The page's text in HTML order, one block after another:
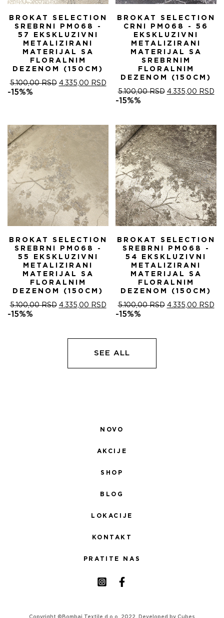
BROKAT SELECTION
SREBRNI PM068 -
57 EKSKLUZIVNI
METALIZIRANI
MATERIJAL SA
FLORALNIM
DEZENOM (150CM)
5.100,00RSD ОРИГИНАЛНА
4.335,00 RSDТРЕНУТНА
ЦЕНА
-15%%
BROKAT SELECTION
CRNI PM068 - 56
EKSKLUZIVNI
METALIZIRANI
MATERIJAL SA
SREBRNIM
FLORALNIM
DEZENOM (150CM)
5.100,00RSD ОРИГИНАЛНА
5.100,00 RSD.
4.335,00 RSD
-15%%
BROKAT SELECTION
SREBRNI PM068 -
55 EKSKLUZIVNI
METALIZIRANI
MATERIJAL SA
FLORALNIM
DEZENOM (150CM)
5.100,00RSD ОРИГИНАЛНА
5.100,00 RSD.
4.335,00 RSDТРЕНУТНА
ЦЕНА
-15%%
BROKAT SELECTION
SREBRNI PM068 -
54 EKSKLUZIVNI
METALIZIRANI
MATERIJAL SA
FLORALNIM
DEZENOM (150CM)
5.100,00RSD ОРИГИНАЛНА
4.335,00 RSD
-15%%
SEE ALL
NOVO
AKCIJE
SHOP
BLOG
LOKACIJE
KONTAKT
PRATITE NAS